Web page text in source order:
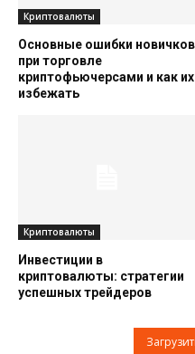
Криптовалюты
Основные ошибки новичков
при торговле
криптофьючерсами и как их
избежать
Криптовалюты
Инвестиции в
криптовалюты: стратегии
успешных трейдеров